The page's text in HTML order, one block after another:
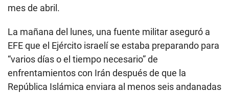
mes de abril.
La mañana del lunes, una fuente militar aseguró a
EFE que el Ejército israelí se estaba preparando para
“varios días o el tiempo necesario” de
enfrentamientos con Irán después de que la
República Islámica enviara al menos seis andanadas